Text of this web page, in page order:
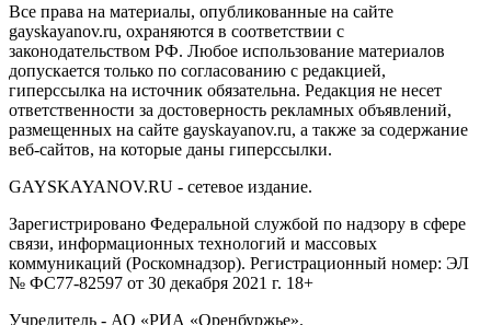
Все права на материалы, опубликованные на сайте
gayskayanov.ru, охраняются в соответствии с
законодательством РФ. Любое использование материалов
допускается только по согласованию с редакцией,
гиперссылка на источник обязательна. Редакция не несет
ответственности за достоверность рекламных объявлений,
размещенных на сайте gayskayanov.ru, а также за содержание
веб-сайтов, на которые даны гиперссылки.
GAYSKAYANOV.RU - сетевое издание.
Зарегистрировано Федеральной службой по надзору в сфере
связи, информационных технологий и массовых
коммуникаций (Роскомнадзор). Регистрационный номер: ЭЛ
№ ФС77-82597 от 30 декабря 2021 г. 18+
Учредитель - АО «РИА «Оренбуржье».